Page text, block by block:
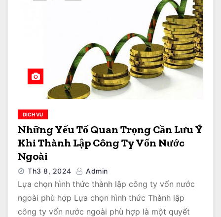
DỊCH VỤ
Những Yếu Tố Quan Trọng Cần Lưu Ý
Khi Thành Lập Công Ty Vốn Nước
Ngoài
Th3 8, 2024 Admin
Lựa chọn hình thức thành lập công ty vốn nước
ngoài phù hợp Lựa chọn hình thức Thành lập
công ty vốn nước ngoài phù hợp là một quyết